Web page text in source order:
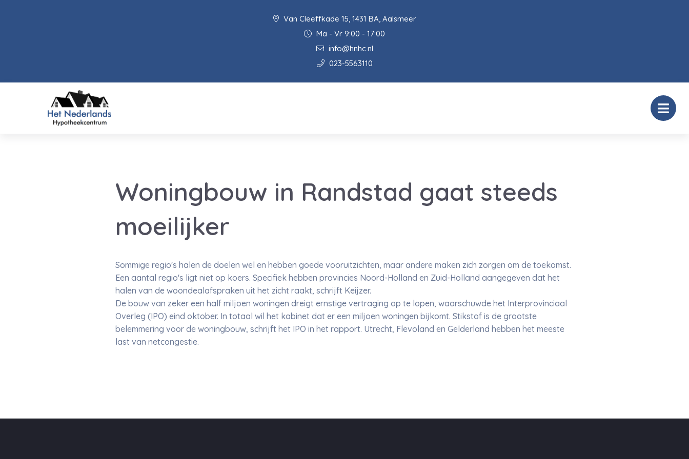
Van Cleeffkade 15, 1431 BA, Aalsmeer
Ma - Vr 9:00 - 17:00
info@hnhc.nl
023-5563110
Woningbouw in Randstad gaat steeds
moeilijker
Sommige regio's halen de doelen wel en hebben goede vooruitzichten, maar andere maken zich zorgen om de toekomst.
Een aantal regio's ligt niet op koers. Specifiek hebben provincies Noord-Holland en Zuid-Holland aangegeven dat het
halen van de woondealafspraken uit het zicht raakt, schrijft Keijzer.
De bouw van zeker een half miljoen woningen dreigt ernstige vertraging op te lopen, waarschuwde het Interprovinciaal
Overleg (IPO) eind oktober. In totaal wil het kabinet dat er een miljoen woningen bijkomt. Stikstof is de grootste
belemmering voor de woningbouw, schrijft het IPO in het rapport. Utrecht, Flevoland en Gelderland hebben het meeste
last van netcongestie.